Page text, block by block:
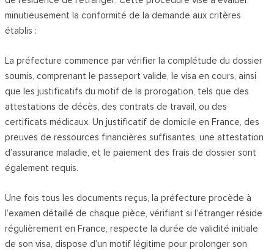
minutieusement la conformité de la demande aux critères
établis :
La préfecture commence par vérifier la complétude du dossier
soumis, comprenant le passeport valide, le visa en cours, ainsi
que les justificatifs du motif de la prorogation, tels que des
attestations de décès, des contrats de travail, ou des
certificats médicaux. Un justificatif de domicile en France, des
preuves de ressources financières suffisantes, une attestation
d’assurance maladie, et le paiement des frais de dossier sont
également requis.
Une fois tous les documents reçus, la préfecture procède à
l’examen détaillé de chaque pièce, vérifiant si l’étranger réside
régulièrement en France, respecte la durée de validité initiale
de son visa, dispose d’un motif légitime pour prolonger son